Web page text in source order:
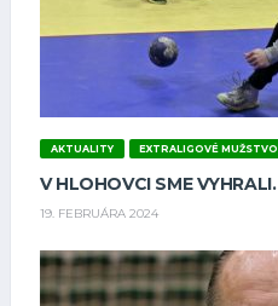
AKTUALITY EXTRALIGOVÉ MUŽSTVO
V HLOHOVCI SME VYHRALI.
19. FEBRUÁRA 2024